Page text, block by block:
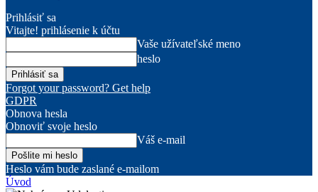
Prihlásiť sa
Vitajte! prihlásenie k účtu
Vaše užívateľské meno
heslo
Forgot your password? Get help
GDPR
Obnova hesla
Obnoviť svoje heslo
Váš e-mail
Heslo vám bude zaslané e-mailom
Úvod